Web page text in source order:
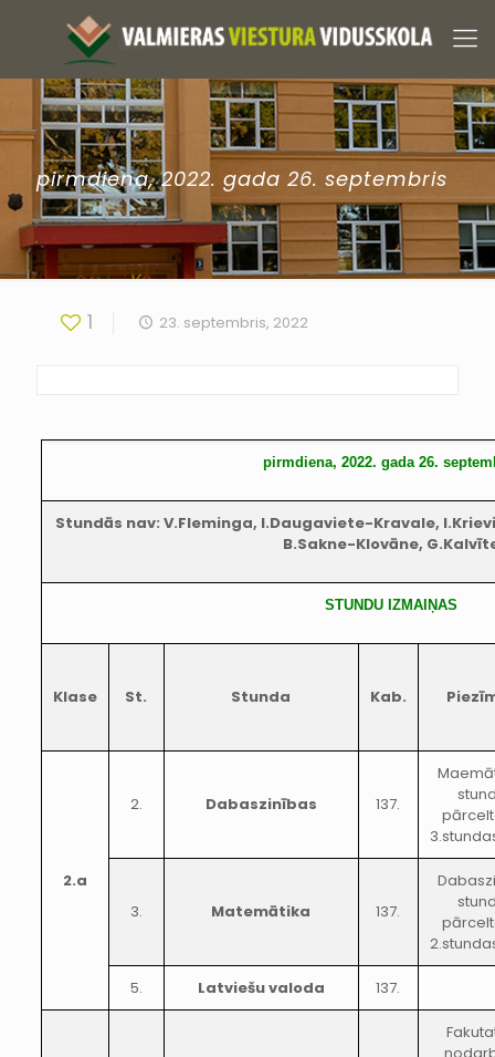
pirmdiena, 2022. gada 26. septembris
1 23. septembris, 2022
pirmdiena, 2022. gada 26.
Stundās nav: V.Fleminga, I.Daugaviete-Kravale,
B.Sakne-Klovāne,
STUNDU IZMAIŅAS
Klase St. Stunda Kab.
2.a
2. Dabaszinības 137.
3. Matemātika 137.
5. Latviešu valoda 137.